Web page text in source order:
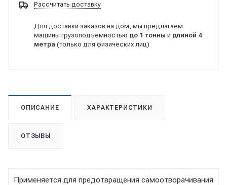
Рассчитать доставку
Для доставки заказов на дом, мы предлагаем
машины грузоподъемностью до 1 тонны и длиной 4
метра (только для физических лиц)
ОПИСАНИЕ ХАРАКТЕРИСТИКИ
ОТЗЫВЫ
Применяется для предотвращения самоотворачивания